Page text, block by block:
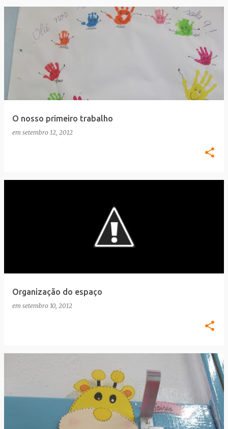
O nosso primeiro trabalho
em setembro 12, 2012
Organização do espaço
em setembro 10, 2012